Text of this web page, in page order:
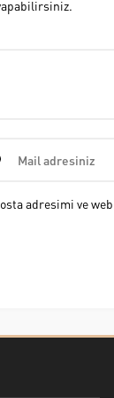
adresimi ve